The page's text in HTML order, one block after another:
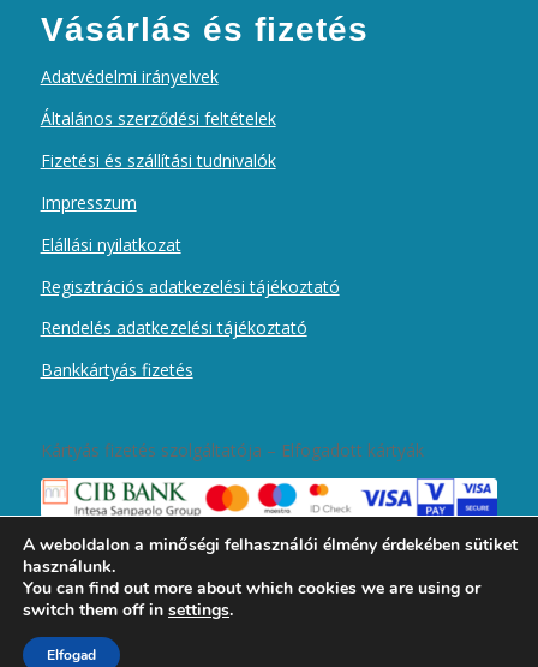
Vásárlás és fizetés
Adatvédelmi irányelvek
Általános szerződési feltételek
Fizetési és szállítási tudnivalók
Impresszum
Elállási nyilatkozat
Regisztrációs adatkezelési tájékoztató
Rendelés adatkezelési tájékoztató
Bankkártyás fizetés
Kártyás fizetés szolgáltatója – Elfogadott kártyák
2019 © Copyright - Magyar Kurír Újember wobbolt -
Kriesi
A weboldalon a minőségi felhasználói élmény érdekében sütiket
használunk.
You can find out more about which cookies we are using or
switch them off in settings.
Elfogad